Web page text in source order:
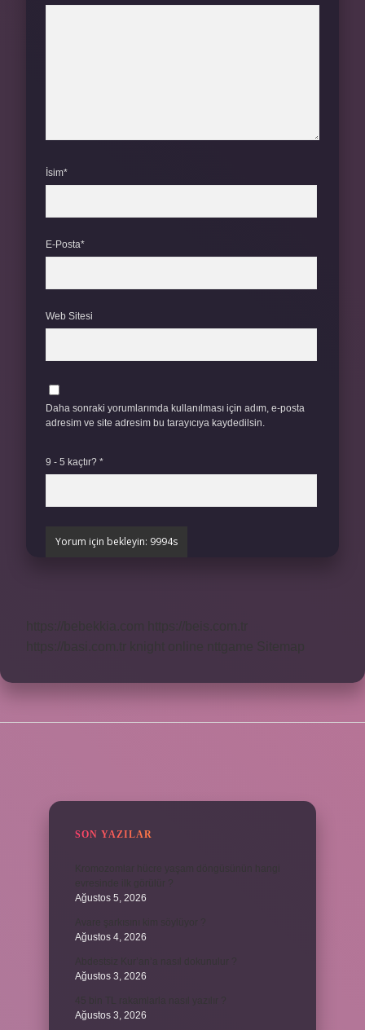
İsim*
E-Posta*
Web Sitesi
Daha sonraki yorumlarımda kullanılması için adım, e-posta
adresim ve site adresim bu tarayıcıya kaydedilsin.
9 - 5 kaçtır? *
SON YAZILAR
Ağustos 5, 2026
Ağustos 4, 2026
Ağustos 3, 2026
Ağustos 3, 2026